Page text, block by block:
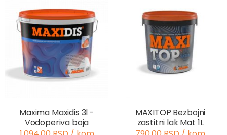
Maxima Maxidis 3l -
Vodoperiva boja
MAXITOP Bezbojni
zastitni lak Mat 1L